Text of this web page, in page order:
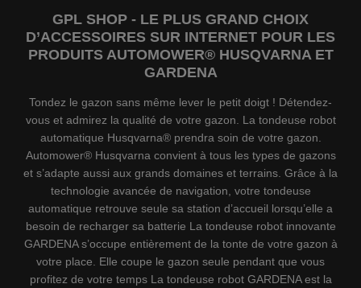
GPL SHOP - LE PLUS GRAND CHOIX
D’ACCESSOIRES SUR INTERNET POUR LES
PRODUITS AUTOMOWER® HUSQVARNA ET
GARDENA
Tondez le gazon sans même lever le petit doigt ! Détendez-
vous et admirez la qualité de votre gazon. La tondeuse robot
automatique Husqvarna® prendra soin de votre gazon.
Automower® Husqvarna convient à tous les types de gazons
et s’adapte aussi aux grands domaines et terrains. Grâce à la
technologie avancée de navigation, votre tondeuse
automatique retrouve seule sa station d’accueil lorsqu’elle a
besoin de recharger sa batterie La tondeuse robot innovante
GARDENA s’occupe entièrement de la tonte de votre gazon à
votre place. Elle coupe le gazon seule pendant que vous
profitez de votre temps La tondeuse robot GARDENA est la